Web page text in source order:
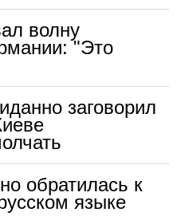
волну
"Это
заговорил
обратилась к
языке